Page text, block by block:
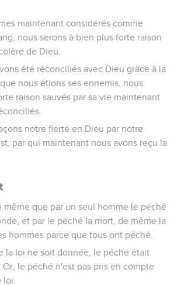
maintenant considérés comme
nous serons à bien plus forte raison
de Dieu.
été réconciliés avec Dieu grâce à la
nous étions ses ennemis, nous
raison sauvés par sa vie maintenant
notre fierté en Dieu par notre
par qui maintenant nous avons reçu la
même que par un seul homme le péché
et par le péché la mort, de même la
hommes parce que tous ont péché.
la loi ne soit donnée, le péché était
Or, le péché n'est pas pris en compte